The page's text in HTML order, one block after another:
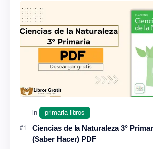
Ciencias de la Naturaleza 3°
(Saber Hacer) PDF